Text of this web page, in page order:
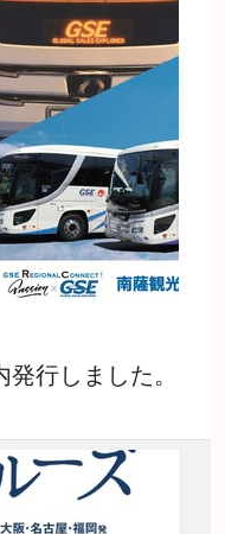
行しました。